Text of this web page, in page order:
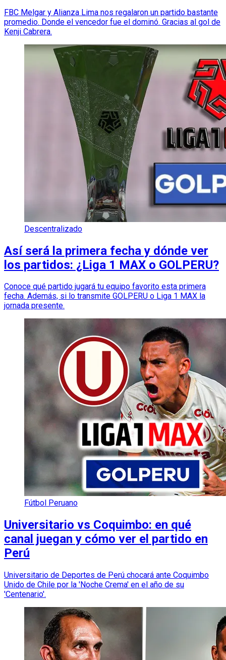
FBC Melgar y Alianza Lima nos regalaron un partido bastante
promedio. Donde el vencedor fue el dominó. Gracias al gol de
Kenji Cabrera.
Descentralizado
Así será la primera fecha y dónde ver
los partidos: ¿Liga 1 MAX o GOLPERU?
Conoce qué partido jugará tu equipo favorito esta primera
fecha. Además, si lo transmite GOLPERU o Liga 1 MAX la
jornada presente.
Fútbol Peruano
Universitario vs Coquimbo: en qué
canal juegan y cómo ver el partido en
Perú
Universitario de Deportes de Perú chocará ante Coquimbo
Unido de Chile por la 'Noche Crema' en el año de su
'Centenario'.